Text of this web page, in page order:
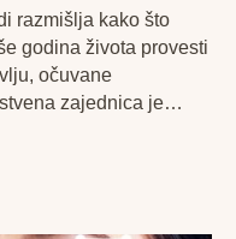
razmišlja kako što
godina života provesti
očuvane
zajednica je
pacijente i njihovu